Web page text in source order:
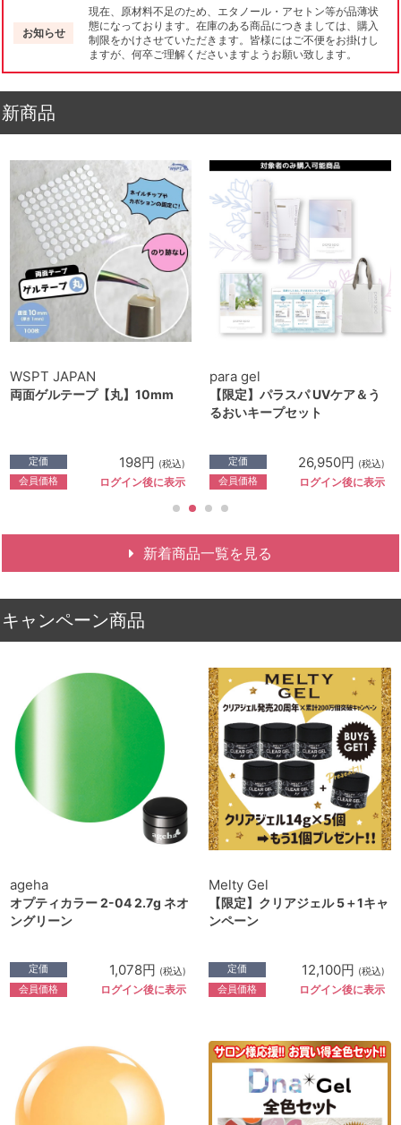
お知らせ
現在、原材料不足のため、エタノール・アセトン等が品薄状
態になっております。在庫のある商品につきましては、購入
制限をかけさせていただきます。皆様にはご不便をお掛けし
ますが、何卒ご理解くださいますようお願い致します。
新商品
WSPT JAPAN
両面ゲルテープ【丸】10mm
定価 198円 (税込)
会員価格 ログイン後に表示
para gel
【限定】パラスパ UVケア＆う
るおいキープセット
定価 26,950円 (税込)
会員価格 ログイン後に表示
新着商品一覧を見る
キャンペーン商品
ageha
オプティカラー 2-04 2.7g ネオ
ングリーン
定価 1,078円 (税込)
会員価格 ログイン後に表示
Melty Gel
【限定】クリアジェル 5＋1キャ
ンペーン
定価 12,100円 (税込)
会員価格 ログイン後に表示